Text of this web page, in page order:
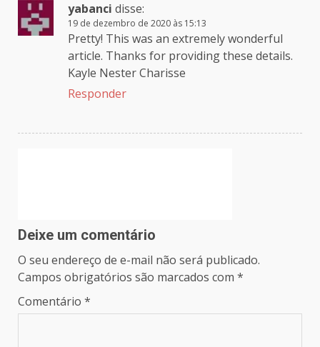
yabanci disse:
19 de dezembro de 2020 às 15:13
Pretty! This was an extremely wonderful
article. Thanks for providing these details.
Kayle Nester Charisse
Responder
Deixe um comentário
O seu endereço de e-mail não será publicado.
Campos obrigatórios são marcados com *
Comentário *